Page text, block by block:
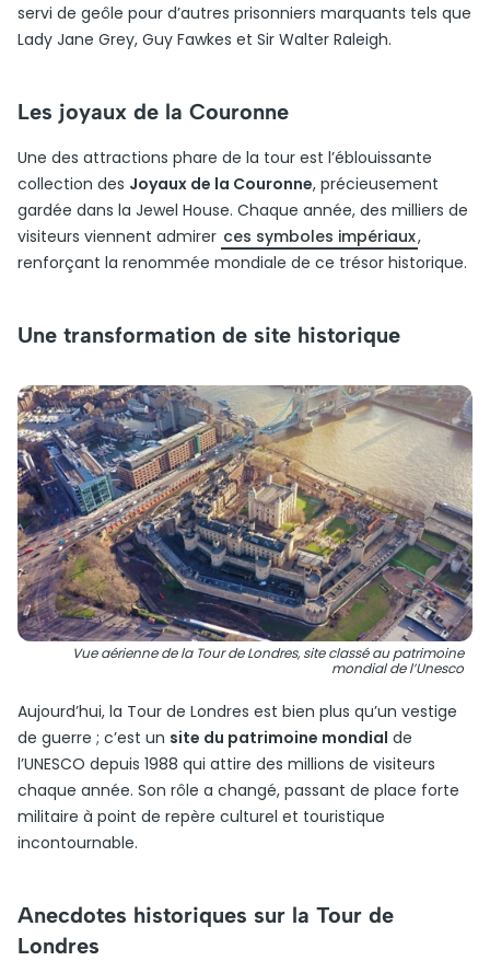
servi de geôle pour d’autres prisonniers marquants tels que
Lady Jane Grey, Guy Fawkes et Sir Walter Raleigh.
Les joyaux de la Couronne
Une des attractions phare de la tour est l’éblouissante
collection des Joyaux de la Couronne, précieusement
gardée dans la Jewel House. Chaque année, des milliers de
visiteurs viennent admirer ces symboles impériaux,
renforçant la renommée mondiale de ce trésor historique.
Une transformation de site historique
Vue aérienne de la Tour de Londres, site classé au patrimoine
mondial de l’Unesco
Aujourd’hui, la Tour de Londres est bien plus qu’un vestige
de guerre ; c’est un site du patrimoine mondial de
l’UNESCO depuis 1988 qui attire des millions de visiteurs
chaque année. Son rôle a changé, passant de place forte
militaire à point de repère culturel et touristique
incontournable.
Anecdotes historiques sur la Tour de
Londres